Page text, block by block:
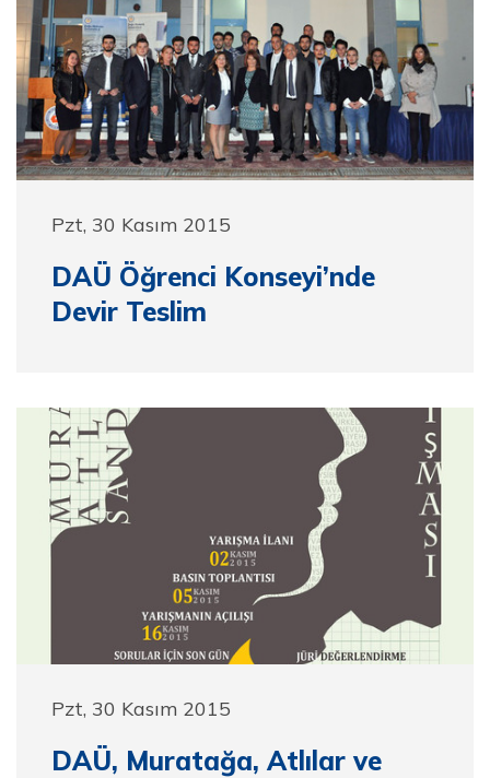
Pzt, 30 Kasım 2015
DAÜ Öğrenci Konseyi’nde
Devir Teslim
Pzt, 30 Kasım 2015
DAÜ, Muratağa, Atlılar ve